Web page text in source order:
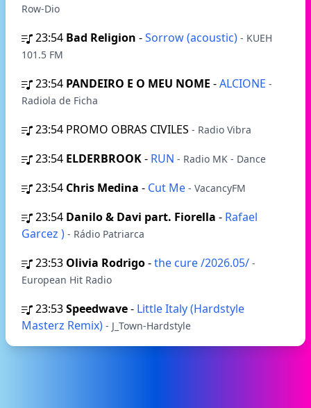
Row-Dio
23:54 Bad Religion -Sorrow (acoustic) - KUEH
101.5 FM
23:54 PANDEIRO E O MEU NOME -ALCIONE -
Radiola de Ficha
23:54 PROMO OBRAS CIVILES - Radio Vibra
23:54 ELDERBROOK- RUN - Radio MK - Dance
23:54 Chris Medina - Cut Me - VacancyFM
23:54 Danilo & Davi part. Fiorella - Rafael
Garcez ) - Rádio Patriarca
23:53 Olivia Rodrigo-the cure /2026.05/ -
European Hit Radio
23:53Speedwave- Little Italy (Hardstyle
Masterz Remix) - J_Town-Hardstyle